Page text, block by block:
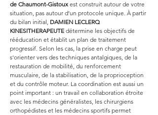
de Chaumont-Gistoux est construit autour de votre
situation, pas autour d’un protocole unique. À partir
du bilan initial, DAMIEN LECLERQ
KINESITHERAPEUTE détermine les objectifs de
rééducation et établit un plan de traitement
progressif. Selon les cas, la prise en charge peut
s’orienter vers des techniques antalgiques, de la
restauration de mobilité, du renforcement
musculaire, de la stabilisation, de la proprioception
et du contrôle moteur. La coordination est aussi un
point important : un travail en collaboration étroite
avec les médecins généralistes, les chirurgiens
orthopédistes et les médecins sportifs permet